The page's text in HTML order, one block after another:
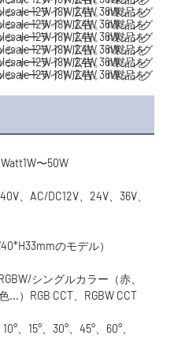
、AC/DC12V、24V、36V、
シングルカラー（赤、
、15°、30°、45°、60°、